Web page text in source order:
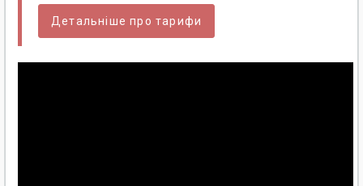
Детальніше про тарифи